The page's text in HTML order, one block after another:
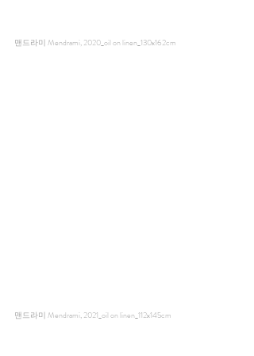
맨드라미 Mendrami, 2020_oil on linen_130x162cm
맨드라미 Mendrami, 2021_oil on linen_112x145cm